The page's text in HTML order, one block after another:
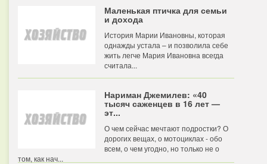
Маленькая птичка для семьи
и дохода
История Марии Ивановны, которая
однажды устала – и позволила себе
жить легче Мария Ивановна всегда
считала...
Нариман Джемилев: «40
тысяч саженцев в 16 лет —
эт...
О чем сейчас мечтают подростки? О
дорогих вещах, о мотоциклах - обо
всем, о чем угодно, но только не о
том, как нач...